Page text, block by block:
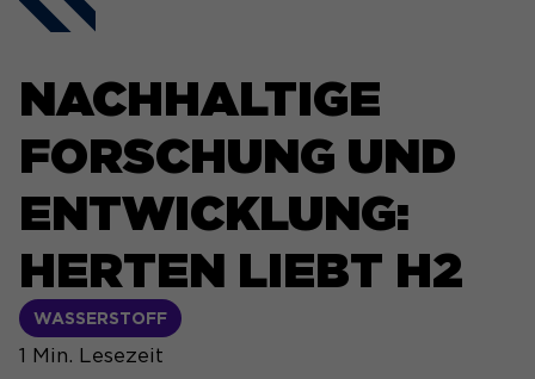
NACHHALTIGE
FORSCHUNG UND
ENTWICKLUNG:
HERTEN LIEBT H2
WASSERSTOFF
1 Min. Lesezeit